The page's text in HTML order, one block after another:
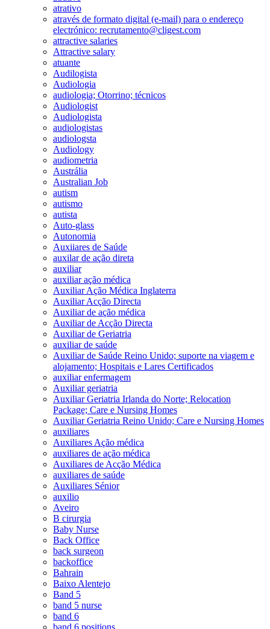
atrativo
através de formato digital (e-mail) para o endereço
electrónico: recrutamento@cligest.com
attractive salaries
Attractive salary
atuante
Audilogista
Audiologia
audiologia; Otorrino; técnicos
Audiologist
Audiologista
audiologistas
audiologsta
Audiology
audiometria
Austrália
Australian Job
autism
autismo
autista
Auto-glass
Autonomia
Auxiiares de Saúde
auxilar de ação direta
auxiliar
auxiliar ação médica
Auxiliar Ação Médica Inglaterra
Auxiliar Acção Directa
Auxiliar de ação médica
Auxiliar de Acção Directa
Auxiliar de Geriatria
auxiliar de saúde
Auxiliar de Saúde Reino Unido; suporte na viagem e
alojamento; Hospitais e Lares Certificados
auxiliar enfermagem
Auxiliar geriatria
Auxiliar Geriatria Irlanda do Norte; Relocation
Package; Care e Nursing Homes
Auxiliar Geriatria Reino Unido; Care e Nursing Homes
auxiliares
Auxiliares Ação médica
auxiliares de ação médica
Auxiliares de Acção Médica
auxiliares de saúde
Auxiliares Sénior
auxilio
Aveiro
B cirurgia
Baby Nurse
Back Office
back surgeon
backoffice
Bahrain
Baixo Alentejo
Band 5
band 5 nurse
band 6
band 6 positions